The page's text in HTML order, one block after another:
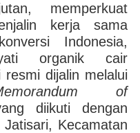
memperkuat
kerja sama
Indonesia,
organik cair
dijalin melalui
of
diikuti dengan
Kecamatan